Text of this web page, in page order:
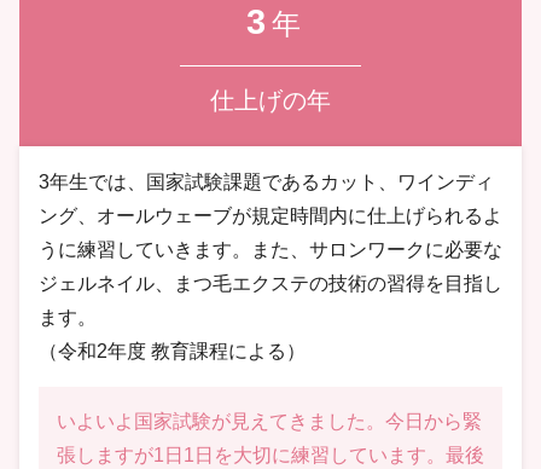
3 年
仕上げの年
3年生では、国家試験課題であるカット、ワインディ
ング、オールウェーブが規定時間内に仕上げられるよ
うに練習していきます。また、サロンワークに必要な
ジェルネイル、まつ毛エクステの技術の習得を目指し
ます。
（令和2年度 教育課程による）
いよいよ国家試験が見えてきました。今日から緊
張しますが1日1日を大切に練習しています。最後